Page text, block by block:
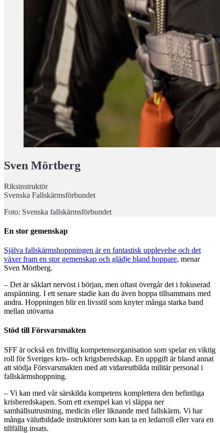
Sven Mörtberg
Riksinstruktör
Svenska Fallskärmsförbundet
Foto: Svenska fallskärmsförbundet
En stor gemenskap
Själva fallskärmshoppningen är en fantastisk upplevelse och det
växer fram en stor gemenskap och glädje bland hoppare, menar
Sven Mörtberg.
– Det är såklart nervöst i början, men oftast övergår det i fokuserad
anspänning. I ett senare stadie kan du även hoppa tillsammans med
andra. Hoppningen blir en livsstil som knyter många starka band
mellan utövarna
Stöd till Försvarsmakten
SFF är också en frivillig kompetensorganisation som spelar en viktig
roll för Sveriges kris- och krigsberedskap. En uppgift är bland annat
att stödja Försvarsmakten med att vidareutbilda militär personal i
fallskärmshoppning.
– Vi kan med vår särskilda kompetens komplettera den befintliga
krisberedskapen. Som ett exempel kan vi släppa ner
samhällsutrustning, medicin eller liknande med fallskärm. Vi har
många välutbildade instruktörer som kan ta en ledarroll eller vara en
tillfällig insats.